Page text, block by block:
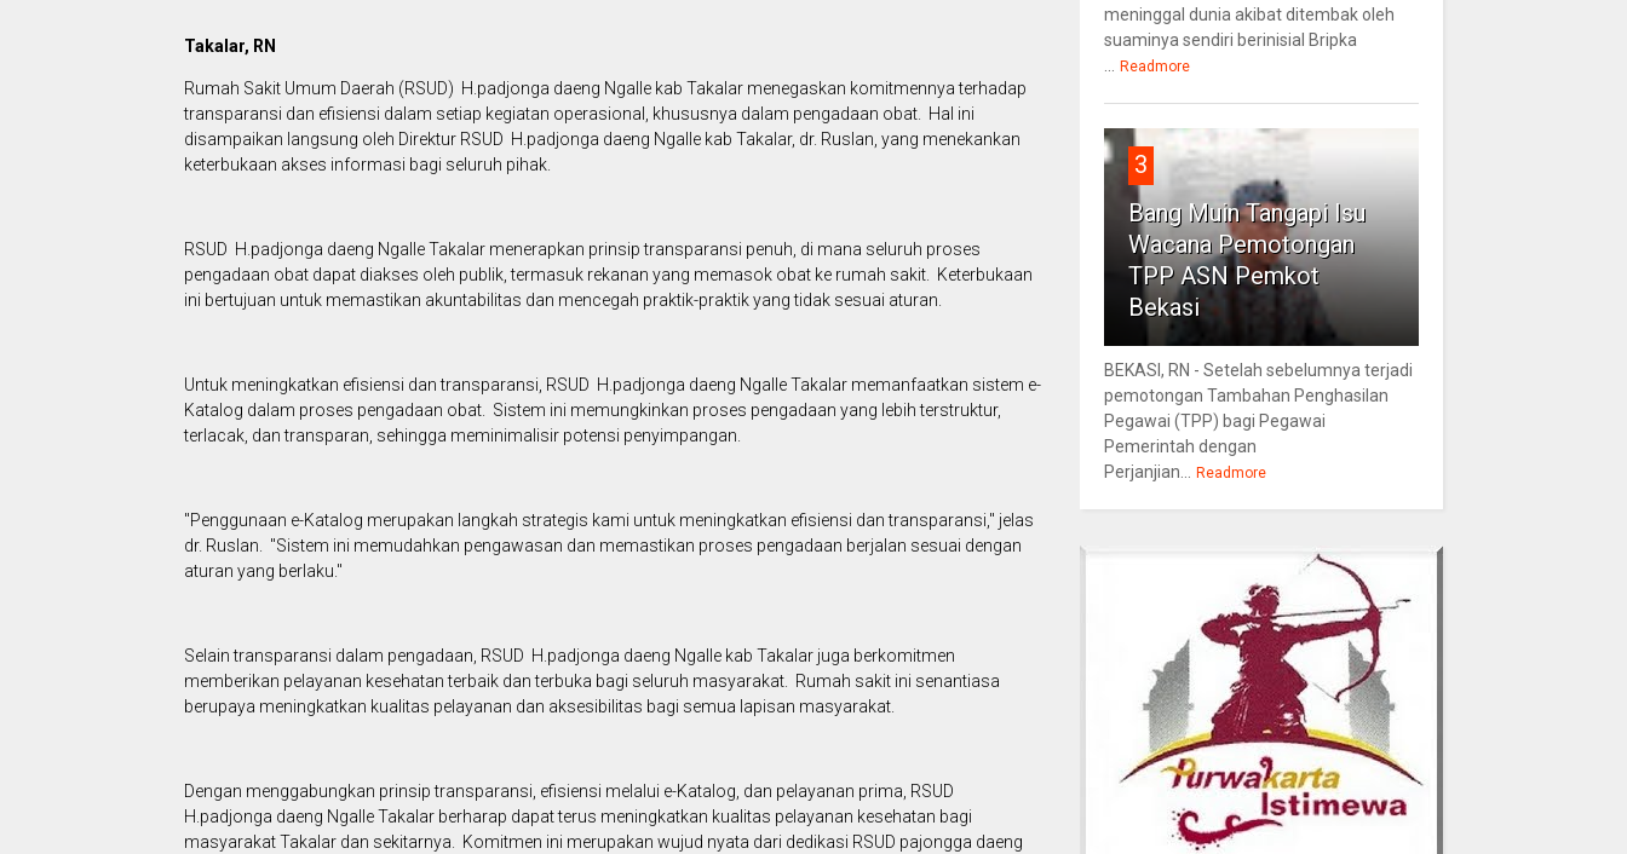
Takalar, RN
Rumah Sakit Umum Daerah (RSUD) H.padjonga daeng Ngalle kab Takalar menegaskan komitmennya terhadap
transparansi dan efisiensi dalam setiap kegiatan operasional, khususnya dalam pengadaan obat. Hal ini
disampaikan langsung oleh Direktur RSUD H.padjonga daeng Ngalle kab Takalar, dr. Ruslan, yang menekankan
keterbukaan akses informasi bagi seluruh pihak.
RSUD H.padjonga daeng Ngalle Takalar menerapkan prinsip transparansi penuh, di mana seluruh proses
pengadaan obat dapat diakses oleh publik, termasuk rekanan yang memasok obat ke rumah sakit. Keterbukaan
ini bertujuan untuk memastikan akuntabilitas dan mencegah praktik-praktik yang tidak sesuai aturan.
Untuk meningkatkan efisiensi dan transparansi, RSUD H.padjonga daeng Ngalle Takalar memanfaatkan sistem e-
Katalog dalam proses pengadaan obat. Sistem ini memungkinkan proses pengadaan yang lebih terstruktur,
terlacak, dan transparan, sehingga meminimalisir potensi penyimpangan.
"Penggunaan e-Katalog merupakan langkah strategis kami untuk meningkatkan efisiensi dan transparansi," jelas
dr. Ruslan. "Sistem ini memudahkan pengawasan dan memastikan proses pengadaan berjalan sesuai dengan
aturan yang berlaku."
Selain transparansi dalam pengadaan, RSUD H.padjonga daeng Ngalle kab Takalar juga berkomitmen
memberikan pelayanan kesehatan terbaik dan terbuka bagi seluruh masyarakat. Rumah sakit ini senantiasa
berupaya meningkatkan kualitas pelayanan dan aksesibilitas bagi semua lapisan masyarakat.
Dengan menggabungkan prinsip transparansi, efisiensi melalui e-Katalog, dan pelayanan prima, RSUD
H.padjonga daeng Ngalle Takalar berharap dapat terus meningkatkan kualitas pelayanan kesehatan bagi
masyarakat Takalar dan sekitarnya. Komitmen ini merupakan wujud nyata dari dedikasi RSUD pajongga daeng
meninggal dunia akibat ditembak oleh
suaminya sendiri berinisial Bripka
Readmore
3
Bang Muin Tangapi Isu
Wacana Pemotongan
TPP ASN Pemkot
Bekasi
BEKASI, RN - Setelah sebelumnya terjadi
pemotongan Tambahan Penghasilan
Pegawai (TPP) bagi Pegawai
Pemerintah dengan
Perjanjian...
Readmore